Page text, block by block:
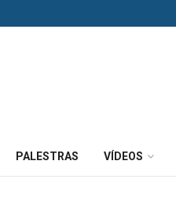
PALESTRAS VÍDEOS